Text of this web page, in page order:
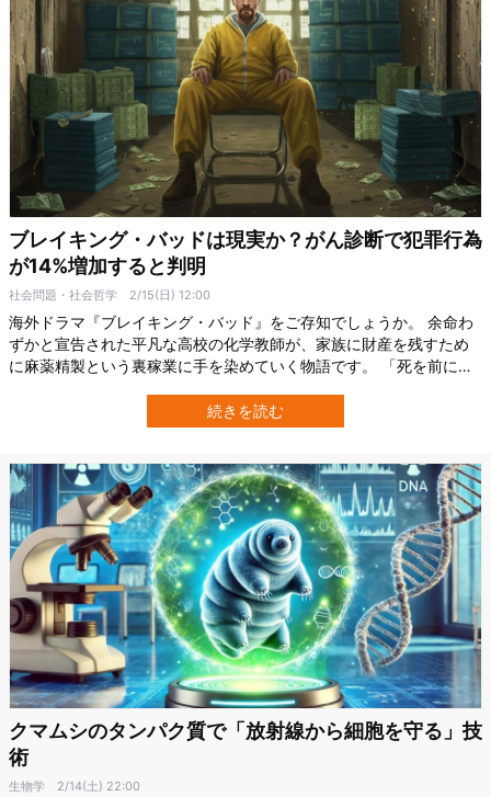
ブレイキング・バッドは現実か？がん診断で犯罪行為
が14%増加すると判明
社会問題・社会哲学 2/15(日) 12:00
海外ドラマ『ブレイキング・バッド』をご存知でしょうか。 余命わ
ずかと宣告された平凡な高校の化学教師が、家族に財産を残すため
に麻薬精製という裏稼業に手を染めていく物語です。 「死を前にし
いかけではありません。 病気がもたらす「未来がない」という心理
や、経済的な困窮は、人の倫理観を根底から揺るがす可能性があり
続きを読む
クマムシのタンパク質で「放射線から細胞を守る」技
術
生物学 2/14(土) 22:00